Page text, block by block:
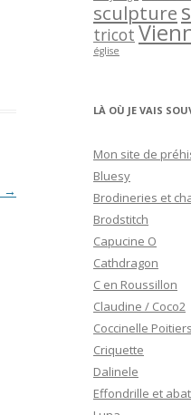
→
sculpture
tricot
église
LÀ OÙ JE VAIS
Mon site de
Bluesy
Brodineries et
Brodstitch
Capucine O
Cathdragon
C en Roussillon
Claudine / Coco2
Coccinelle Poitiers
Criquette
Dalinele
Effondrille et